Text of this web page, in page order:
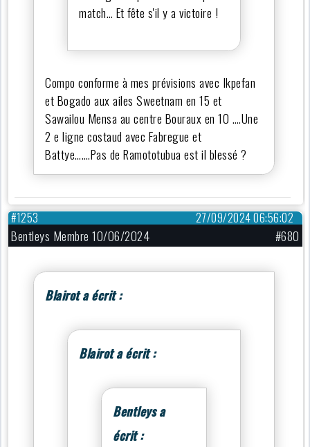
match… Et fête s'il y a victoire !
Compo conforme à mes prévisions avec Ikpefan
et Bogado aux ailes Sweetnam en 15 et
Sawailou Mensa au centre Bouraux en 10 ….Une
2 e ligne costaud avec Fabregue et
Battye…….Pas de Ramototubua est il blessé ?
27/09/2024 06:56:02
#1253
Bentleys Membre 10/06/2024 #680
Blairot a écrit :
Blairot a écrit :
Bentleys a
écrit :